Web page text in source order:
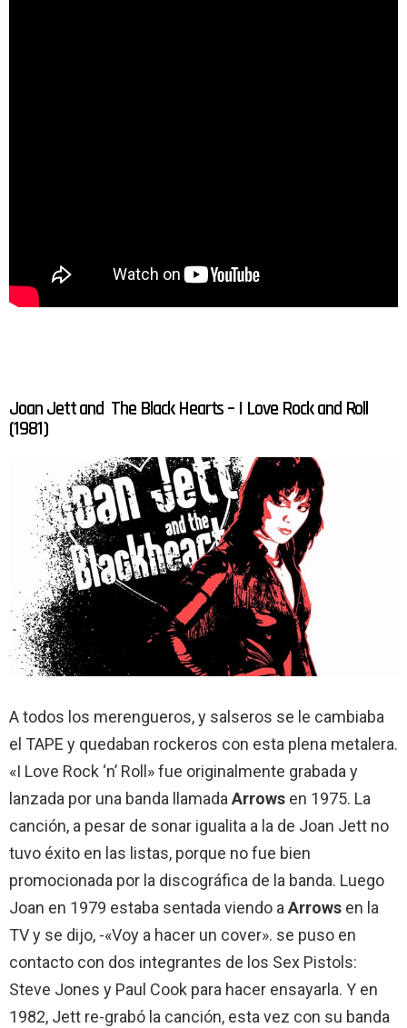
Joan Jett and The Black Hearts – I Love Rock and Roll
(1981)
A todos los merengueros, y salseros se le cambiaba
el TAPE y quedaban rockeros con esta plena metalera.
«I Love Rock ‘n’ Roll» fue originalmente grabada y
lanzada por una banda llamadaArrows en 1975. La
canción, a pesar de sonar igualita a la de Joan Jett no
tuvo éxito en las listas, porque no fue bien
promocionada por la discográfica de la banda. Luego
Joan en 1979 estaba sentada viendo aArrows en la
TV y se dijo, -«Voy a hacer un cover». se puso en
contacto con dos integrantes de los Sex Pistols:
Steve Jones y Paul Cook para hacer ensayarla. Y en
1982, Jett re-grabó la canción, esta vez con su banda